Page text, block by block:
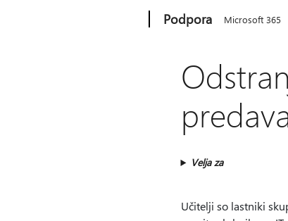
Podpora Microsoft 365
Velja za
Učitelji so lastniki